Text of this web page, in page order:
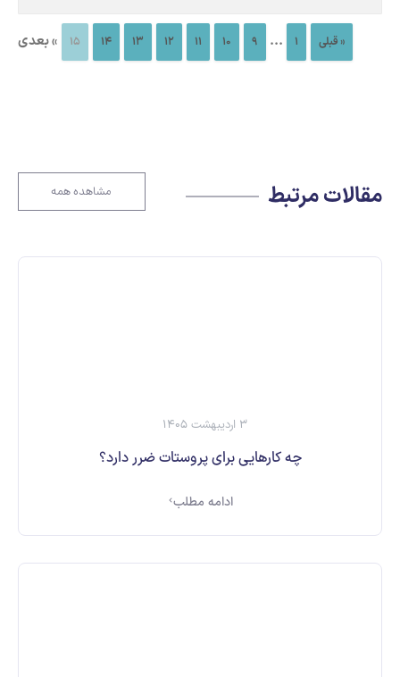
« قبلی 1
...
9
10
11
12
13
14
15 » بعدی
مقالات مرتبط مشاهده همه
3 اردیبهشت 1405
چه کارهایی برای پروستات ضرر دارد؟
ادامه مطلب